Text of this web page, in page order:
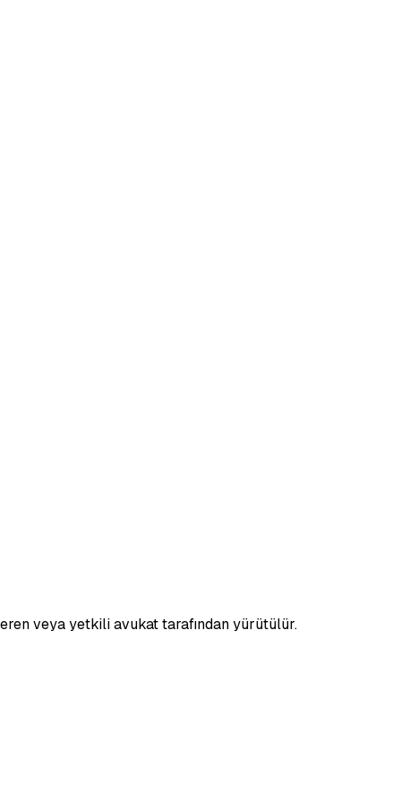
veya yetkili avukat tarafından yürütülür.